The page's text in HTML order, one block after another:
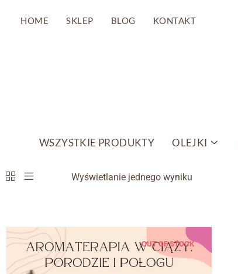
HOME SKLEP BLOG KONTAKT
WSZYSTKIE PRODUKTY OLEJKI
Wyświetlanie jednego wyniku
OUT OF STOCK